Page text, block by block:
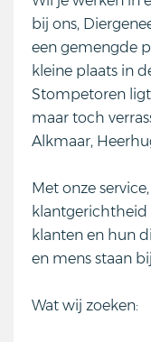
bij ons,
een gemengde
kleine plaats in
Stompetoren
maar toch
Alkmaar,
Met onze
klantgerichtheid
klanten en hun
en mens staan
Wat wij zoeken: